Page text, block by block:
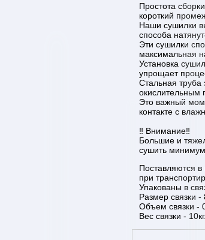
Простота
короткий
Наши сушилки
способа
Эти сушилки
максимальная
Установка
упрощает
Стальная
окислительным
Это важный
контакте с
‼️ Внимание‼️
Большие и
сушить минимум
Поставляются
при
Упакованы в
Размер связки
Объем связки -
Вес связки - 10кг.